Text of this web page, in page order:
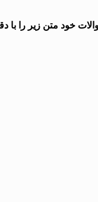
خود متن زیر را با